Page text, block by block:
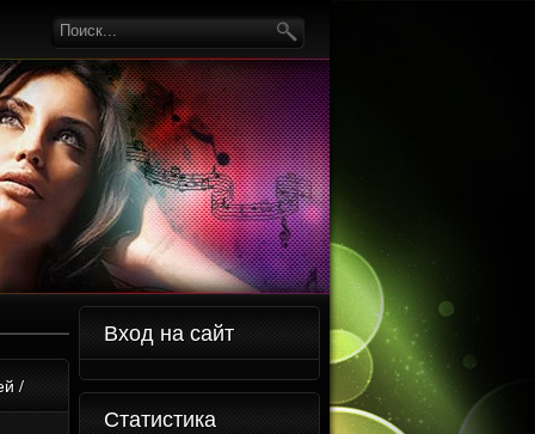
/
Вход на сайт
Статистика